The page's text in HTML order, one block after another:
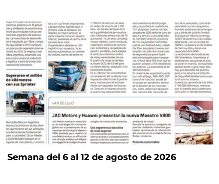
Semana del 6 al 12 de agosto de 2026